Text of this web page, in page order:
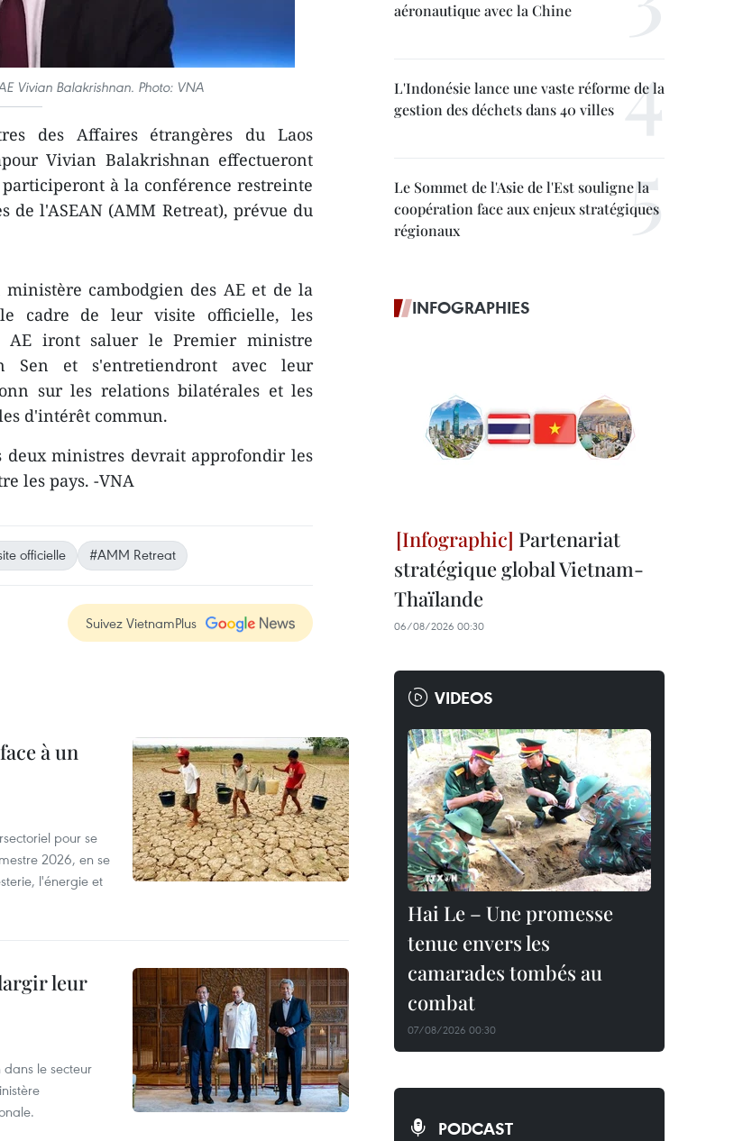
Vivian Balakrishnan. Photo: VNA
des Affaires étrangères du Laos
Vivian Balakrishnan effectueront
à la conférence restreinte
de l'ASEAN (AMM Retreat), prévue du
cambodgien des AE et de la
le cadre de leur visite officielle, les
AE iront saluer le Premier ministre
Sen et s'entretiendront avec leur
sur les relations bilatérales et les
d'intérêt commun.
deux ministres devrait approfondir les
les pays. -VNA
officielle #AMM Retreat
Suivez VietnamPlus
à un
pour se
2026, en se
l'énergie et
leur
le secteur
aéronautique avec la Chine
L'Indonésie lance une vaste réforme de la
gestion des déchets dans 40 villes
Le Sommet de l'Asie de l'Est souligne la
coopération face aux enjeux stratégiques
régionaux
INFOGRAPHIES
Partenariat
stratégique global Vietnam-
Thaïlande
06/08/2026 00:30
VIDEOS
Hai Le – Une promesse
tenue envers les
camarades tombés au
combat
07/08/2026 00:30
PODCAST